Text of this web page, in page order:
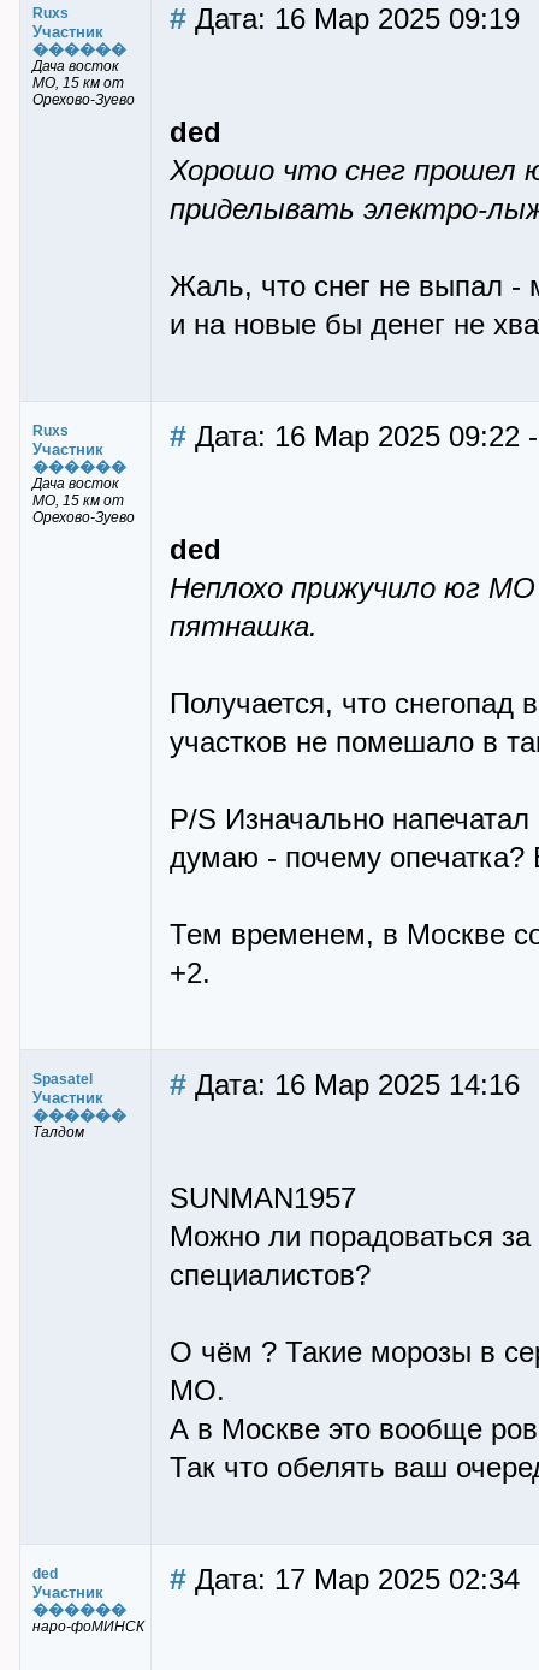
Ruxs
Участник
������
Дача восток
МО, 15 км от
Орехово-Зуево
# Дата: 16 Мар 2025 09:19
ded
Хорошо что снег прошел
приделывать электро-
Жаль, что снег не выпал -
и на новые бы денег не
Ruxs
Участник
������
Дача восток
МО, 15 км от
Орехово-Зуево
# Дата: 16 Мар 2025 09:22
ded
Неплохо прижучило юг
пятнашка.
Получается, что
участков не помешало в
P/S Изначально
думаю - почему опечатка?
Тем временем, в Москве
+2.
Spasatel
Участник
������
Талдом
# Дата: 16 Мар 2025 14:16
SUNMAN1957
Можно ли порадоваться
специалистов?
О чём ? Такие морозы в
МО.
А в Москве это вообще
Так что обелять ваш
ded
Участник
������
наро-фоМИНСК
# Дата: 17 Мар 2025 02:34